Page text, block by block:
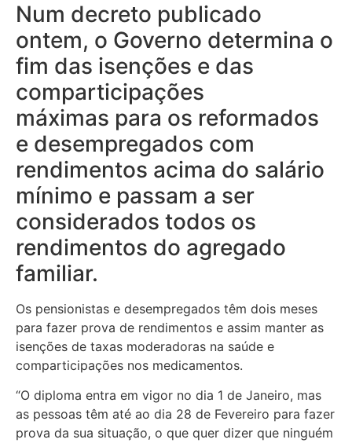
Num decreto publicado
ontem, o Governo determina o
fim das isenções e das
comparticipações
máximas para os reformados
e desempregados com
rendimentos acima do salário
mínimo e passam a ser
considerados todos os
rendimentos do agregado
familiar.
Os pensionistas e desempregados têm dois meses
para fazer prova de rendimentos e assim manter as
isenções de taxas moderadoras na saúde e
comparticipações nos medicamentos.
“O diploma entra em vigor no dia 1 de Janeiro, mas
as pessoas têm até ao dia 28 de Fevereiro para fazer
prova da sua situação, o que quer dizer que ninguém